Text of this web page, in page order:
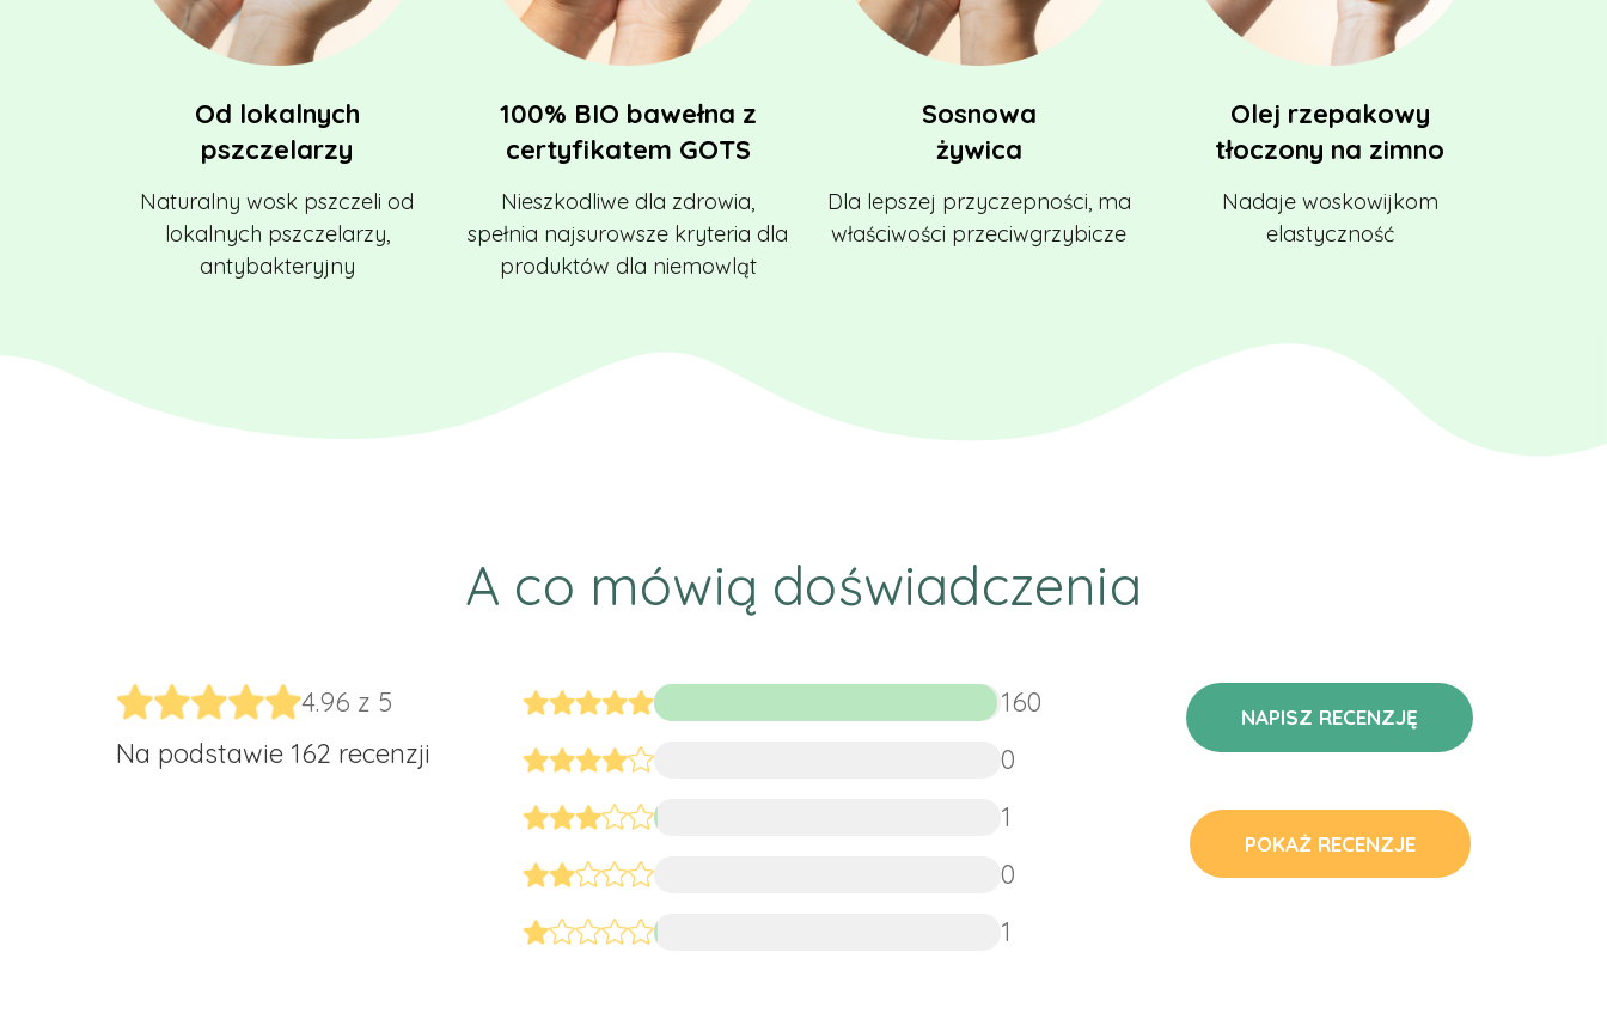
Od lokalnych
pszczelarzy
Naturalny wosk pszczeli od
lokalnych pszczelarzy,
antybakteryjny
100% BIO bawełna z
certyfikatem GOTS
Nieszkodliwe dla zdrowia,
spełnia najsurowsze kryteria dla
produktów dla niemowląt
Sosnowa
żywica
Dla lepszej przyczepności, ma
właściwości przeciwgrzybicze
Olej rzepakowy
tłoczony na zimno
Nadaje woskowijkom
elastyczność
A co mówią doświadczenia
4.96 z 5
Na podstawie 162 recenzji
160
0
1
0
1
NAPISZ RECENZJĘ
POKAŻ RECENZJE